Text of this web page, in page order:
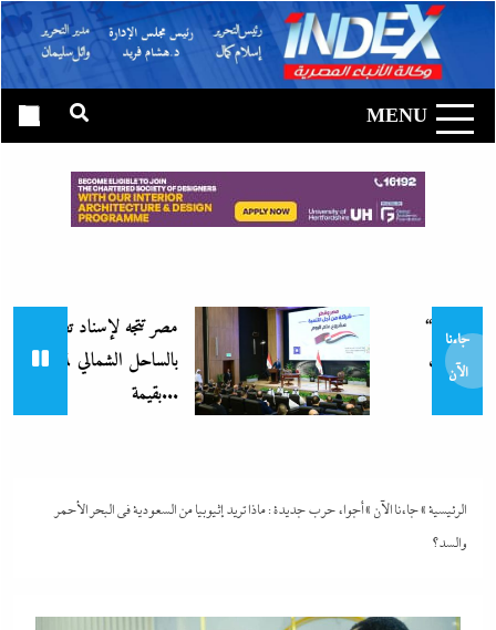
content
وكالة الأنباء
المصرية|
إندكس
MENU
جاءنا
الآن
مصر تتجه لإسناد تطوير “الجفيرة”
بالساحل الشمالي لمستثمر إماراتي
بقيمة...
الرئيسية»جاءنا الآن »أجواء حرب جديدة : ماذا تريد إثيوبيا من السعودية في البحر الأحمر
والسد؟